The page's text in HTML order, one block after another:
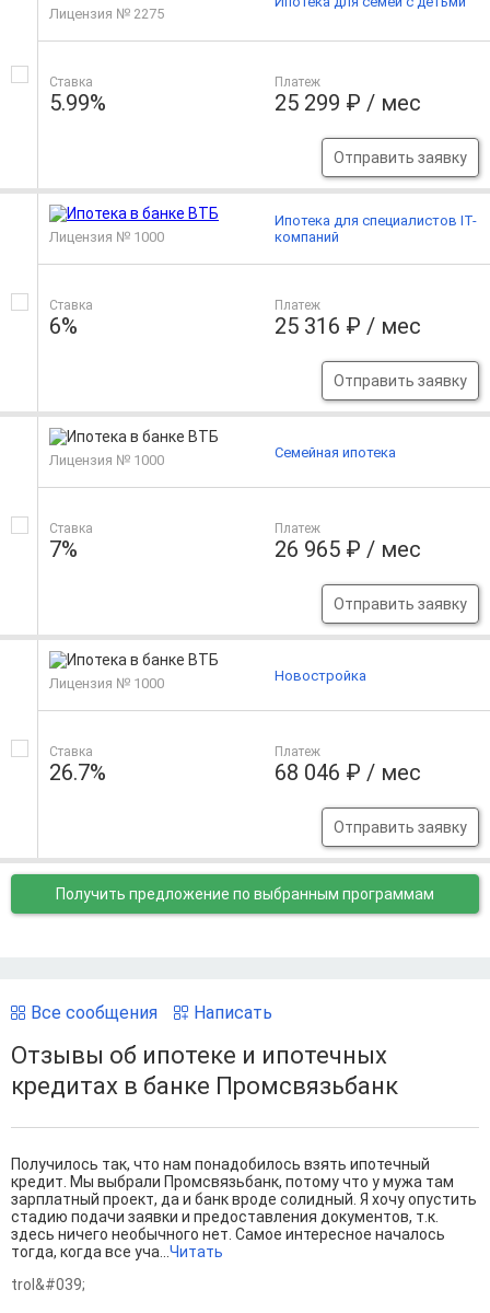
Лицензия № 2275
Ставка
5.99%
Платеж
25 299 ₽ / мес
Отправить заявку
Лицензия № 1000
Ставка
6%
Платеж
25 316 ₽ / мес
Отправить заявку
Ипотека для специалистов IT-
компаний
Лицензия № 1000
Ставка
7%
Платеж
26 965 ₽ / мес
Отправить заявку
Семейная ипотека
Лицензия № 1000
Ставка
26.7%
Платеж
68 046 ₽ / мес
Отправить заявку
Новостройка
Получить предложение по выбранным программам
Все сообщения Написать
Отзывы об ипотеке и ипотечных
кредитах в банке Промсвязьбанк
Получилось так, что нам понадобилось взять ипотечный
кредит. Мы выбрали Промсвязьбанк, потому что у мужа там
зарплатный проект, да и банк вроде солидный. Я хочу опустить
стадию подачи заявки и предоставления документов, т.к.
здесь ничего необычного нет. Самое интересное началось
тогда, когда все уча... Читать
trol&#039;